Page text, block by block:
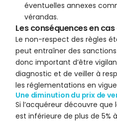
éventuelles annexes
vérandas.
Les conséquences en
Le non-respect des règles
peut entraîner des
donc important d’être
diagnostic et de veiller à
les réglementations en
Une diminution du prix de
Si l’acquéreur découvre
est inférieure de plus de 5%